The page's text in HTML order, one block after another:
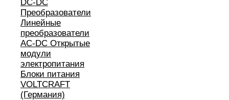
DC-DC
Преобразователи
Линейные
преобразователи
AC-DC Открытые
модули
электропитания
Блоки питания
VOLTCRAFT
(Германия)